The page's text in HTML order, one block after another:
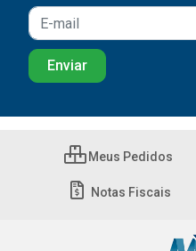
Meus Pedidos
Notas Fiscais